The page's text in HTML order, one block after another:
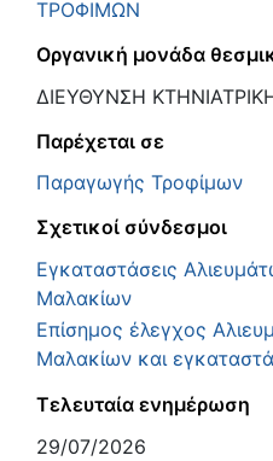
ΤΡΟΦΙΜΩΝ
Οργανική μονάδα
ΔΙΕΥΘΥΝΣΗ
Παρέχεται σε
Παραγωγής Τροφίμων
Σχετικοί σύνδεσμοι
Εγκαταστάσεις
Μαλακίων
Επίσημος έλεγχος
Μαλακίων και
Τελευταία ενημέρωση
29/07/2026